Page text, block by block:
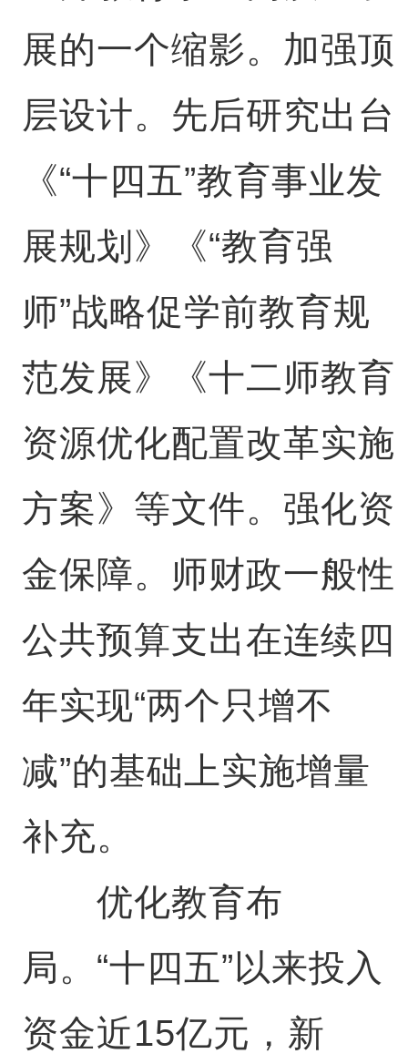
展的一个缩影。加强顶
层设计。先后研究出台
《“十四五”教育事业发
展规划》《“教育强
师”战略促学前教育规
范发展》《十二师教育
资源优化配置改革实施
方案》等文件。强化资
金保障。师财政一般性
公共预算支出在连续四
年实现“两个只增不
减”的基础上实施增量
补充。
优化教育布
局。“十四五”以来投入
资金近15亿元，新